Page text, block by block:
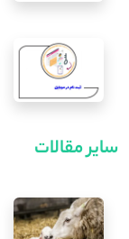
سایر مقالات